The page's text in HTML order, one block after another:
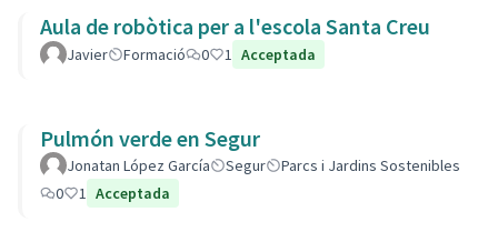
Aula de robòtica per a l'escola Santa Creu
Javier Formació 0 1 Acceptada
Pulmón verde en Segur
Jonatan López García Segur
Parcs i Jardins Sostenibles
0
1 Acceptada